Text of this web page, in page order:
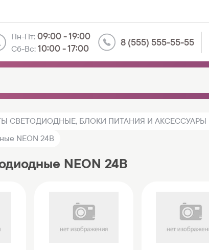
Пн-Пт:09:00 - 19:00
Сб-Вс:10:00 - 17:00
8 (555) 555-55-55
СВЕТОДИОДНЫЕ, БЛОКИ ПИТАНИЯ И АКСЕССУАРЫ
NEON 24В
NEON 24В